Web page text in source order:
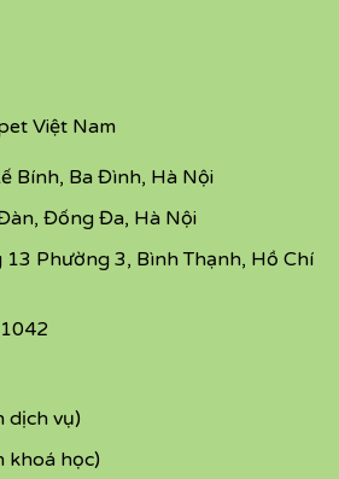
Việt Nam
Bính, Ba Đình, Hà Nội
Đống Đa, Hà Nội
13 Phường 3, Bình Thạnh, Hồ Chí
dịch vụ)
khoá học)